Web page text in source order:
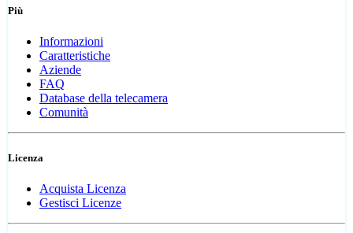
Più
Informazioni
Caratteristiche
Aziende
FAQ
Database della telecamera
Comunità
Licenza
Acquista Licenza
Gestisci Licenze